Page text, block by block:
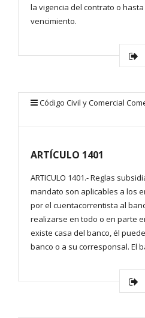
la vigencia del contrato o
vencimiento.
Código Civil y Comercial
ARTÍCULO 1401
ARTICULO 1401.- Reglas
mandato son aplicables a los
por el cuentacorrentista al
realizarse en todo o en parte
existe casa del banco, él
banco o a su corresponsal. El